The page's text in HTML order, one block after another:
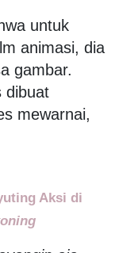
untuk
animasi, dia
gambar.
dibuat
mewarnai,
Aksi di